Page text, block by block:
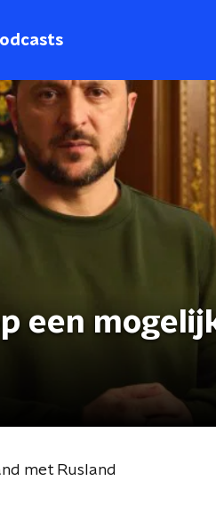
een
met Rusland